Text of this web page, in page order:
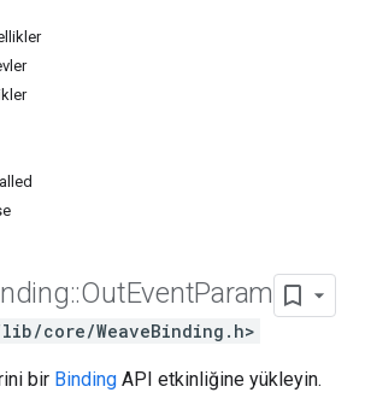
::OutEventParam
core/WeaveBinding.h>
bir Binding API etkinliğine yükleyin.